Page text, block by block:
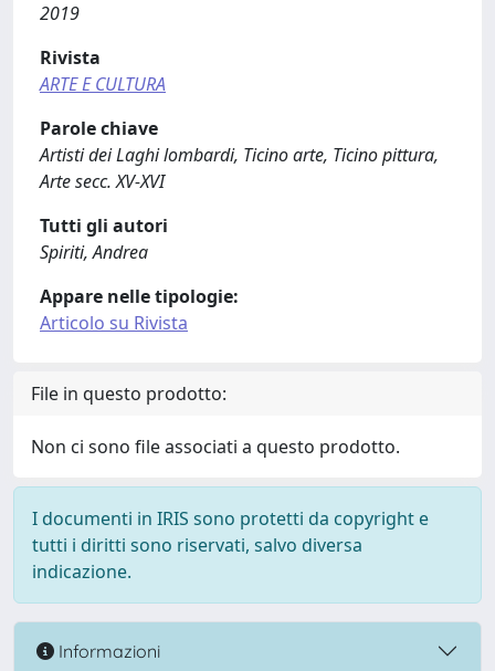
2019
Rivista
ARTE E CULTURA
Parole chiave
Artisti dei Laghi lombardi, Ticino arte, Ticino pittura,
Arte secc. XV-XVI
Tutti gli autori
Spiriti, Andrea
Appare nelle tipologie:
Articolo su Rivista
File in questo prodotto:
Non ci sono file associati a questo prodotto.
I documenti in IRIS sono protetti da copyright e
tutti i diritti sono riservati, salvo diversa
indicazione.
Informazioni